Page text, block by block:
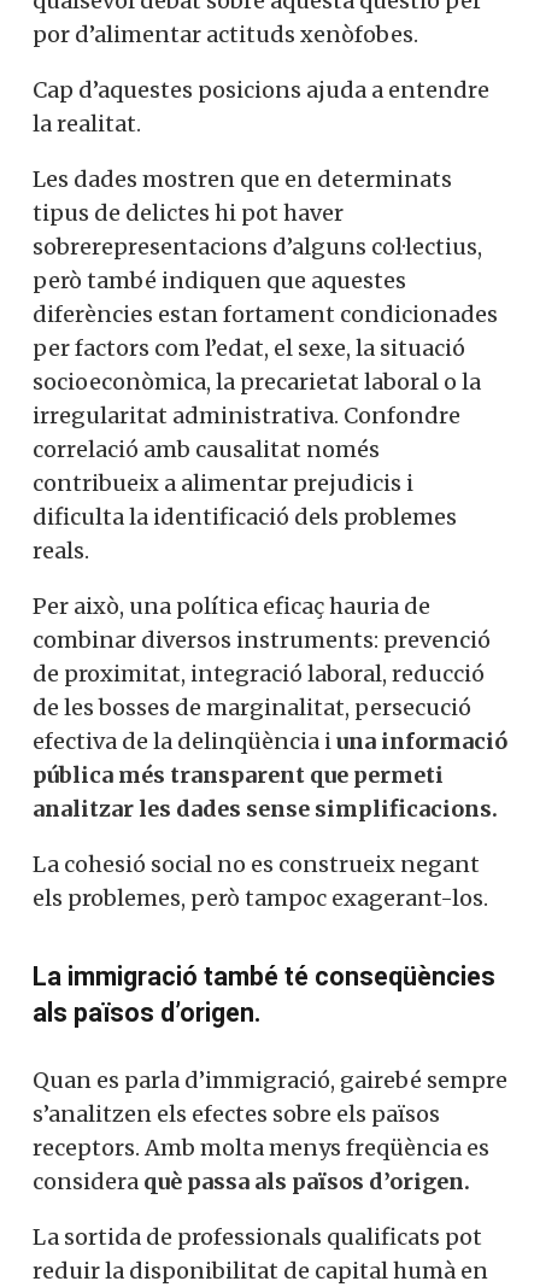
por d’alimentar actituds xenòfobes.
Cap d’aquestes posicions ajuda a entendre
la realitat.
Les dades mostren que en determinats
tipus de delictes hi pot haver
sobrerepresentacions d’alguns col·lectius,
però també indiquen que aquestes
diferències estan fortament condicionades
per factors com l’edat, el sexe, la situació
socioeconòmica, la precarietat laboral o la
irregularitat administrativa. Confondre
correlació amb causalitat només
contribueix a alimentar prejudicis i
dificulta la identificació dels problemes
reals.
Per això, una política eficaç hauria de
combinar diversos instruments: prevenció
de proximitat, integració laboral, reducció
de les bosses de marginalitat, persecució
efectiva de la delinqüència iuna informació
pública més transparent que permeti
analitzar les dades sense simplificacions.
La cohesió social no es construeix negant
els problemes, però tampoc exagerant-los.
La immigració també té conseqüències
als països d’origen.
Quan es parla d’immigració, gairebé sempre
s’analitzen els efectes sobre els països
receptors. Amb molta menys freqüència es
considera què passa als països d’origen.
La sortida de professionals qualificats pot
reduir la disponibilitat de capital humà en